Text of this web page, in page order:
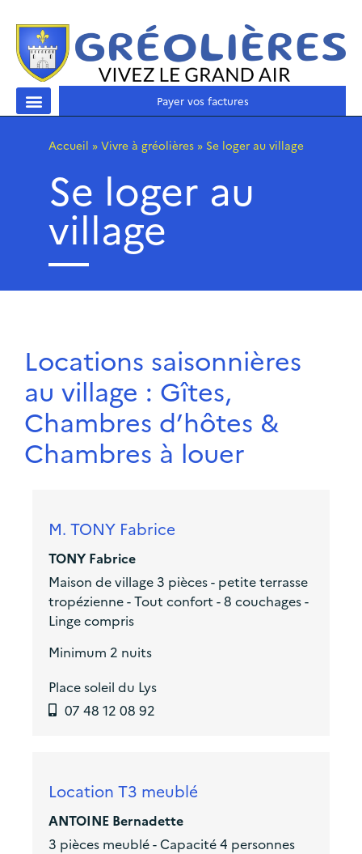
Payer vos factures
Accueil » Vivre à gréolières » Se loger au village
Se loger au
village
Locations saisonnières
au village : Gîtes,
Chambres d’hôtes &
Chambres à louer
M. TONY Fabrice
TONY Fabrice
Maison de village 3 pièces - petite terrasse
tropézienne - Tout confort - 8 couchages -
Linge compris
Minimum 2 nuits
Place soleil du Lys
07 48 12 08 92
Location T3 meublé
ANTOINE Bernadette
3 pièces meublé - Capacité 4 personnes